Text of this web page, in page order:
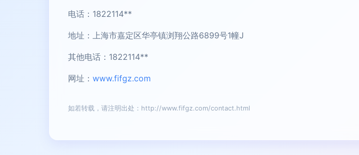
电话：1822114**
地址：上海市嘉定区华亭镇浏翔公路6899号1幢J
其他电话：1822114**
网址： www.fifgz.com
如若转载，请注明出处：http://www.fifgz.com/contact.html